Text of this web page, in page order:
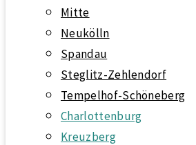
Mitte
Neukölln
Spandau
Steglitz-Zehlendorf
Tempelhof-Schöneberg
Charlottenburg
Kreuzberg